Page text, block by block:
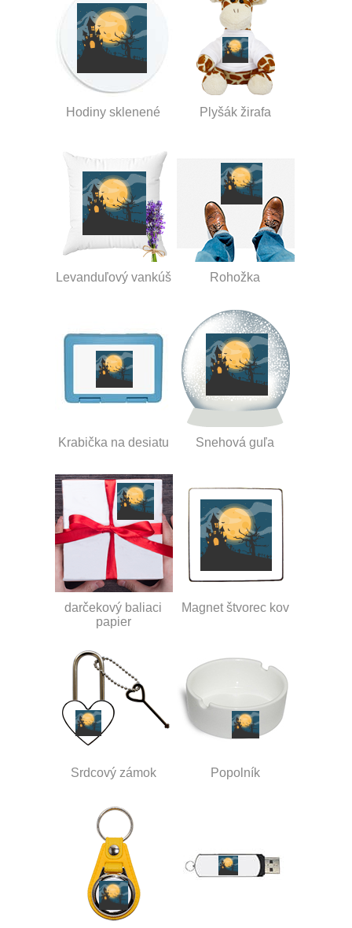
Hodiny sklenené Plyšák žirafa
Levanduľový vankúš Rohožka
Krabička na desiatu Snehová guľa
darčekový baliaci
papier
Magnet štvorec kov
Srdcový zámok Popolník